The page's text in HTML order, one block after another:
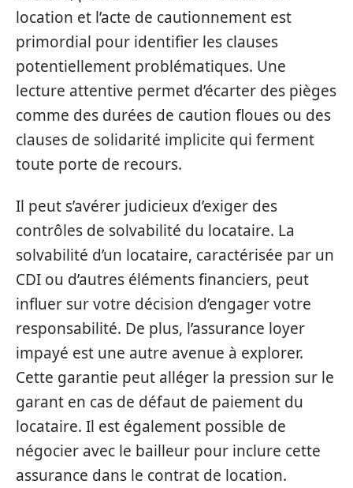
location et l’acte de cautionnement est
primordial pour identifier les clauses
potentiellement problématiques. Une
lecture attentive permet d’écarter des pièges
comme des durées de caution floues ou des
clauses de solidarité implicite qui ferment
toute porte de recours.
Il peut s’avérer judicieux d’exiger des
contrôles de solvabilité du locataire. La
solvabilité d’un locataire, caractérisée par un
CDI ou d’autres éléments financiers, peut
influer sur votre décision d’engager votre
responsabilité. De plus, l’assurance loyer
impayé est une autre avenue à explorer.
Cette garantie peut alléger la pression sur le
garant en cas de défaut de paiement du
locataire. Il est également possible de
négocier avec le bailleur pour inclure cette
assurance dans le contrat de location.